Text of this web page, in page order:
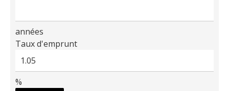
années
Taux d'emprunt
%